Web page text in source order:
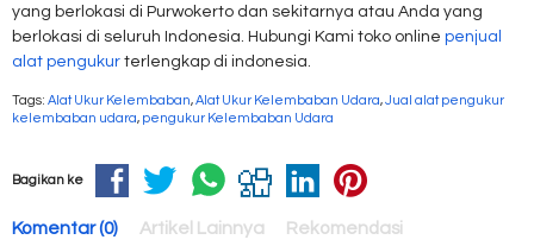
yang berlokasi di Purwokerto dan sekitarnya atau Anda yang
berlokasi di seluruh Indonesia. Hubungi Kami toko online penjual
alat pengukur terlengkap di indonesia.
Tags: Alat Ukur Kelembaban,Alat Ukur Kelembaban Udara,Jual alat pengukur
kelembaban udara, pengukur Kelembaban Udara
Bagikan ke
Komentar (0) Artikel Lainnya Rekomendasi